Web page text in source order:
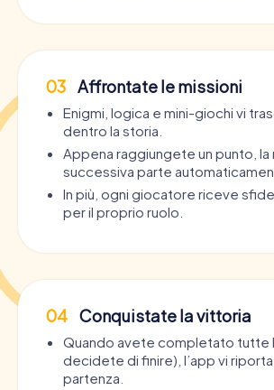
03 Affrontate le missioni
Enigmi, logica e mini-giochi vi
dentro la storia.
Appena raggiungete un punto, la
successiva parte
In più, ogni giocatore riceve
per il proprio ruolo.
04 Conquistate la vittoria
Quando avete completato tutte
decidete di finire), l’app vi
partenza.